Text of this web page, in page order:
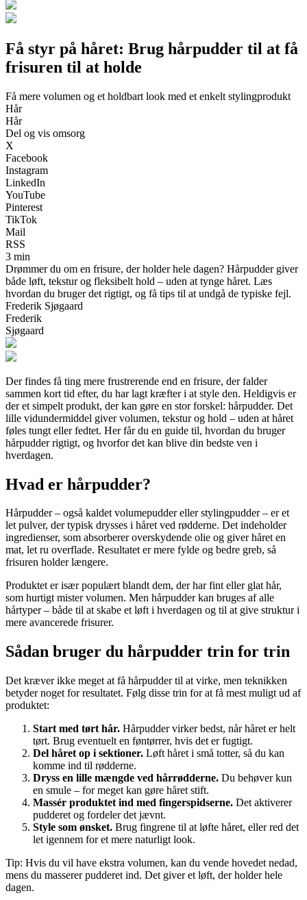
Få styr på håret: Brug hårpudder til at få
frisuren til at holde
Få mere volumen og et holdbart look med et enkelt stylingprodukt
Hår
Hår
Del og vis omsorg
X
Facebook
Instagram
LinkedIn
YouTube
Pinterest
TikTok
Mail
RSS
3 min
Drømmer du om en frisure, der holder hele dagen? Hårpudder giver
både løft, tekstur og fleksibelt hold – uden at tynge håret. Læs
hvordan du bruger det rigtigt, og få tips til at undgå de typiske fejl.
Frederik Sjøgaard
Frederik
Sjøgaard
Der findes få ting mere frustrerende end en frisure, der falder
sammen kort tid efter, du har lagt kræfter i at style den. Heldigvis er
der et simpelt produkt, der kan gøre en stor forskel: hårpudder. Det
lille vidundermiddel giver volumen, tekstur og hold – uden at håret
føles tungt eller fedtet. Her får du en guide til, hvordan du bruger
hårpudder rigtigt, og hvorfor det kan blive din bedste ven i
hverdagen.
Hvad er hårpudder?
Hårpudder – også kaldet volumepudder eller stylingpudder – er et
let pulver, der typisk drysses i håret ved rødderne. Det indeholder
ingredienser, som absorberer overskydende olie og giver håret en
mat, let ru overflade. Resultatet er mere fylde og bedre greb, så
frisuren holder længere.
Produktet er især populært blandt dem, der har fint eller glat hår,
som hurtigt mister volumen. Men hårpudder kan bruges af alle
hårtyper – både til at skabe et løft i hverdagen og til at give struktur i
mere avancerede frisurer.
Sådan bruger du hårpudder trin for trin
Det kræver ikke meget at få hårpudder til at virke, men teknikken
betyder noget for resultatet. Følg disse trin for at få mest muligt ud af
produktet:
Start med tørt hår. Hårpudder virker bedst, når håret er helt
tørt. Brug eventuelt en føntørrer, hvis det er fugtigt.
Del håret op i sektioner. Løft håret i små totter, så du kan
komme ind til rødderne.
Dryss en lille mængde ved hårrødderne. Du behøver kun
en smule – for meget kan gøre håret stift.
Massér produktet ind med fingerspidserne. Det aktiverer
pudderet og fordeler det jævnt.
Style som ønsket. Brug fingrene til at løfte håret, eller red det
let igennem for et mere naturligt look.
Tip: Hvis du vil have ekstra volumen, kan du vende hovedet nedad,
mens du masserer pudderet ind. Det giver et løft, der holder hele
dagen.